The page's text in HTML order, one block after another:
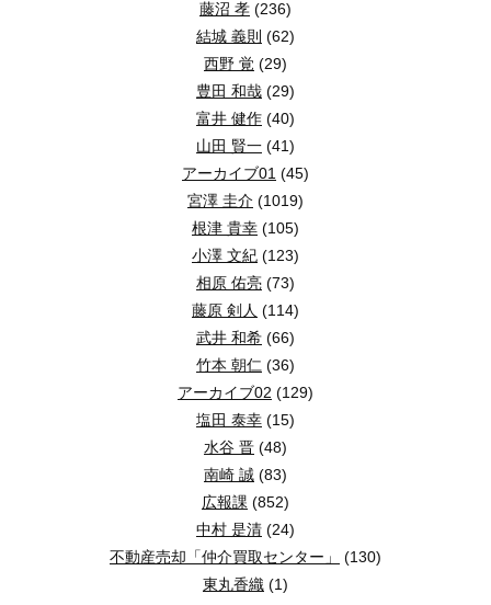
藤沼 孝 (236)
結城 義則 (62)
西野 覚 (29)
豊田 和哉 (29)
富井 健作 (40)
山田 賢一 (41)
アーカイブ01 (45)
宮澤 圭介 (1019)
根津 貴幸 (105)
小澤 文紀 (123)
相原 佑亮 (73)
藤原 剣人 (114)
武井 和希 (66)
竹本 朝仁 (36)
アーカイブ02 (129)
塩田 泰幸 (15)
水谷 晋 (48)
南崎 誠 (83)
広報課 (852)
中村 是清 (24)
不動産売却「仲介買取センター」
(130)
東丸香織 (1)
狭山不動産では、部屋数だけでなく、展示棚を置ける
狭山不動産公式サイトを見る
地震に強い推し活部屋の間取りとレイアウト
背の高い棚を部屋の中央に置かない
展示棚を間仕切りのように部屋の中央へ置くと、壁へ固
これから推し活部屋をつくる場合は、天井近くまである大
ドアが開かなくなる位置を避ける
棚が室内ドア側へ倒れると、ドアが開かなくなり、部屋
安全スペースを一か所確保する
地震発生時に身を寄せられるよう、窓ガラス、吊り下げ
侵入手口では、鍵のかけ忘れである「無締り」が
一戸建住宅では、窓を破って侵入する手口の割合
住まいる防犯110番
この傾向を踏まえると、旅行前にまず整理したいの
旅行中の空き巣対策と長期不在の防犯とは
旅行中の空き巣対策とは、住宅を長期間留守にする際
長期不在の防犯とは、日常の外出時よりも長い留守を
空き巣は玄関だけを確認すればよいわけではありませ
分電盤、給湯設備、給排水設備などが被害を受けた
点検・修理のしやすさ
床下、天井裏、配管、配線などの状態を確認できる
図面・保証・維持管理情報
設計図書、仕様書、設備の型式、保証内容、修理窓
家族構成と避難方法
乳幼児、高齢者、ペットがいる世帯では、同じ設備
災害後の復旧が早まりやすい家に見られる共通
復旧が早まりやすい家には、被害を限定し、状況を確
損傷範囲を確認しやすい
災害後は、目に見える損傷だけでなく、床下や壁内、
LDKでは、家具配置を想定しながら生活動線と収納の使い
見学前に決めたい6つの判断基準
見学前の判断基準は、家族の生活に直結する項目と
1．間取りと生活動線
玄関から手洗い、キッチンから洗濯場所など、日常
2．部屋の広さと家具配置
畳数だけでは、家具を置いた後の使いやすさまでは
3．採光・風通し・窓からの視線
窓の大きさだけでなく、方位、隣接建物、軒やバル
スーパーで非常食を選ぶ5つの判断基準
非常食は、保存期間の長さだけでなく、災害時に実
1．常温で保存できるか
停電時は冷蔵庫や冷凍庫を長く頼れない可能性があ
2．水や加熱なしでも食べられるか
断水やガス停止を想定し、そのまま食べられる缶詰
3．家族が食べ慣れているか
普段食べない食品は、味や食感が合わない場合があ
4．栄養と食べやすさが偏っていないか
主食に加え、魚・肉・豆の缶詰やレトルト、野菜ジ
5．収納と更新を続けられるか
奥にしまい込むと期限の確認や買い足しが難しくな
「家具の位置を変える」「家具を固定する」「
家具の位置を見直す
ベッド、布団、ソファ、学習机など、人が長く
家具を壁や下地へ固定する
L型金具、ベルト式器具、突っ張り棒、ストッ
収納物の落下や飛び出しを防ぐ
重い物は下段へ移し、扉の開放や本、食器、家
家具を固定していても、壁や天井の強度、器具の取り付
寝室では、タンスや本棚が転倒しても就寝位置へ届きにくい配置を
地震で危険になりやすい家具の位置
4人家族の1週間分は「84人食＋水84L」から
4人家族の非常食1週間分は、まず合計84人食を基
食事：4人×3食×7日＝84人食
水：4人×3L×7日＝84L
2Lボトル換算：42本
主食・主菜・副菜・間食を分けて数える
カセットコンロなど、食べるための熱源も一緒に備
非常食とローリングストックの基本
非常食とは、災害や停電、断水などで普段どおりの調
ローリングストックとは、普段使う食品を少し多めに
農林水産省「災害時に備えた食品ストックガイド」
地震・耐震・避難の意味を整理する
地震への対応を考えるときは、揺れへの備えと、発生
地震発生時の安全確保とは
地震発生時の安全確保とは、揺れによる落下物、転倒
耐震とは、建物が地震の揺れに耐えるための考え方や
避難とは、災害による危険を避けるため、安全な場所
机の下に入る行動とは
机の下に入る行動とは、丈夫な机を利用して落下物な
トイレットペーパー、手袋、消臭用品、手指衛生
停電時の照明、介助、子どもの使用方法を家族で共
使用済み袋の一時保管場所と地域の処分ルールを確
断水時のトイレと災害用トイレの基本
断水時のトイレ対策は、「給水できない状態」と「排
断水とは、水道設備の停止や被害などによって蛇口や
災害用トイレとは、便器や簡易便座に袋を取り付け、
既存便器が破損していなければ、便座をそのまま使え
戸建ての災害用トイレを選ぶ判断基準
変形地は間取りと建物配置を同時に考えるこ
変形地でも、敷地形状に合わせた間取りを計画すれ
敷地の広い部分をLDKや居室に使う
細い部分や角を収納、通路、庭に活用する
建物だけでなく駐車場や玄関動線も配置する
窓の位置と周辺建物から採光を確認する
土地の契約前に希望の間取りが入るか相談する
変形地とは？整形地との違いを確認
変形地とは、正方形や長方形に近い形ではなく、三角
整形地とは、正方形や長方形に近く、建物や外構の配
土地の使いやすさは、形だけでは決まりません。変形